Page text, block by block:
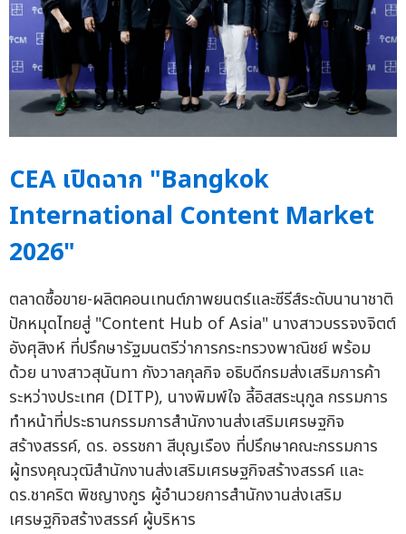
CEA เปิดฉาก "Bangkok
International Content Market
2026"
ตลาดซื้อขาย-ผลิตคอนเทนต์ภาพยนตร์และซีรีส์ระดับนานาชาติ
ปักหมุดไทยสู่ "Content Hub of Asia" นางสาวบรรจงจิตต์
อังศุสิงห์ ที่ปรึกษารัฐมนตรีว่าการกระทรวงพาณิชย์ พร้อม
ด้วย นางสาวสุนันทา กังวาลกุลกิจ อธิบดีกรมส่งเสริมการค้า
ระหว่างประเทศ (DITP), นางพิมพ์ใจ ลี้อิสสระนุกูล กรรมการ
ทำหน้าที่ประธานกรรมการสำนักงานส่งเสริมเศรษฐกิจ
สร้างสรรค์, ดร. อรรชกา สีบุญเรือง ที่ปรึกษาคณะกรรมการ
ผู้ทรงคุณวุฒิสำนักงานส่งเสริมเศรษฐกิจสร้างสรรค์ และ
ดร.ชาคริต พิชญางกูร ผู้อำนวยการสำนักงานส่งเสริม
เศรษฐกิจสร้างสรรค์ ผู้บริหาร